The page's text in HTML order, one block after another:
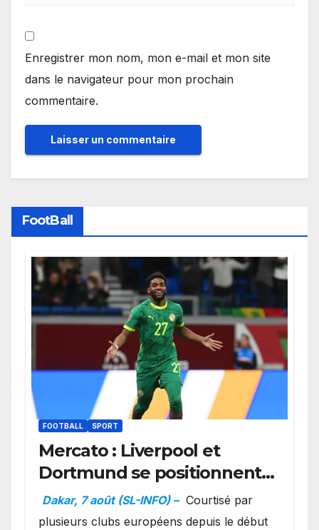
Enregistrer mon nom, mon e-mail et mon site
dans le navigateur pour mon prochain
commentaire.
FootBall
FOOTBALL SPORT
Mercato : Liverpool et
Dortmund se positionnent
en favoris pour recruter
Ibrahim Mbaye
Dakar, 7 août (SL-INFO) – Courtisé par
plusieurs clubs européens depuis le début